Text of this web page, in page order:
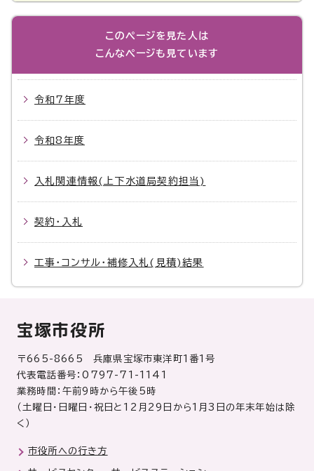
このページを見た人は
こんなページも見ています
令和7年度
令和8年度
入札関連情報(上下水道局契約担当)
契約・入札
工事・コンサル・補修入札(見積)結果
宝塚市役所
〒665-8665 兵庫県宝塚市東洋町1番1号
代表電話番号：0797-71-1141
業務時間：午前9時から午後5時
（土曜日・日曜日・祝日と12月29日から1月3日の年末年始は除
く）
市役所への行き方